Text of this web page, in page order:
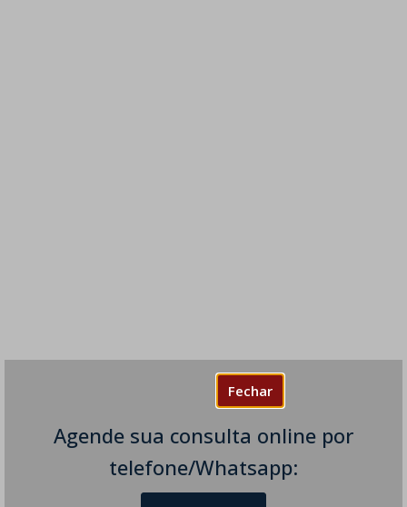
Fechar
Agende sua consulta online por
telefone/Whatsapp: